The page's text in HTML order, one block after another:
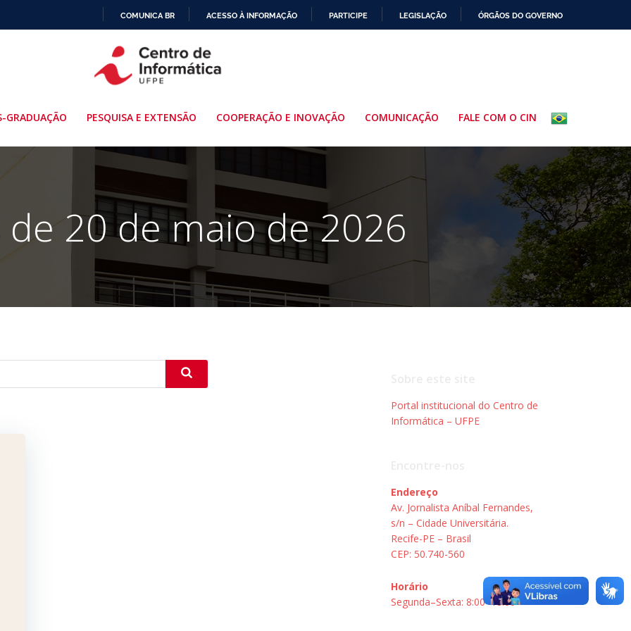
PARA
O
COMUNICA BR ACESSO À INFORMAÇÃO PARTICIPE LEGISLAÇÃO ÓRGÃOS DO GOVERNO
GRADUAÇÃO PESQUISA E EXTENSÃO COOPERAÇÃO E INOVAÇÃO COMUNICAÇÃO FALE COM O CIN
de 20 de maio de 2026
Portal institucional do Centro de
Informática – UFPE
Endereço
Av. Jornalista Aníbal Fernandes,
s/n – Cidade Universitária.
Recife-PE – Brasil
CEP: 50.740-560
Horário
Segunda–Sexta: 8:00–18:00